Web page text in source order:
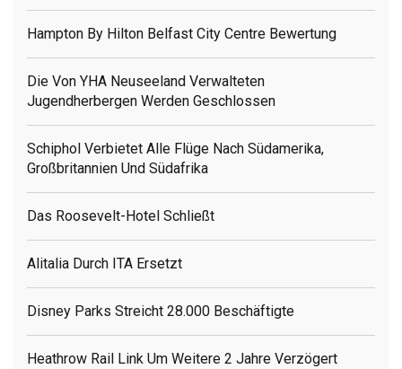
Hampton By Hilton Belfast City Centre Bewertung
Die Von YHA Neuseeland Verwalteten
Jugendherbergen Werden Geschlossen
Schiphol Verbietet Alle Flüge Nach Südamerika,
Großbritannien Und Südafrika
Das Roosevelt-Hotel Schließt
Alitalia Durch ITA Ersetzt
Disney Parks Streicht 28.000 Beschäftigte
Heathrow Rail Link Um Weitere 2 Jahre Verzögert